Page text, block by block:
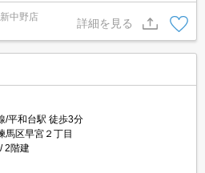
場合はますご相談くださいませ。
中野店
詳細を見る
/平和台駅 徒歩3分
馬区早宮２丁目
2階建